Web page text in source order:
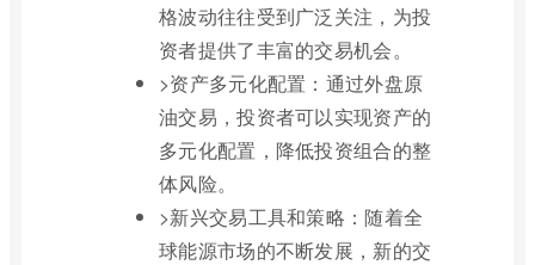
格波动往往受到广泛关注，为投
资者提供了丰富的交易机会。
>资产多元化配置：通过外盘原
油交易，投资者可以实现资产的
多元化配置，降低投资组合的整
体风险。
>新兴交易工具和策略：随着全
球能源市场的不断发展，新的交